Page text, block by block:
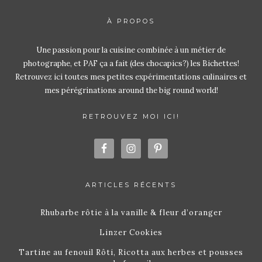
À PROPOS
Une passion pour la cuisine combinée à un métier de
photographe, et PAF ça a fait (des chocapics?) les Bichettes!
Retrouvez ici toutes mes petites expérimentations culinaires et
mes pérégrinations around the big round world!
RETROUVEZ MOI ICI!
ARTICLES RÉCENTS
Rhubarbe rôtie à la vanille & fleur d’oranger
Linzer Cookies
Tartine au fenouil Rôti, Ricotta aux herbes et pousses